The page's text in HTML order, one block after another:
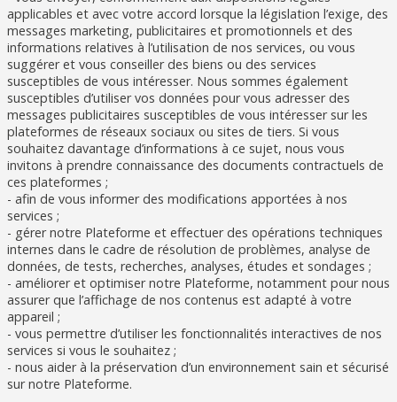
applicables et avec votre accord lorsque la législation l’exige, des
messages marketing, publicitaires et promotionnels et des
informations relatives à l’utilisation de nos services, ou vous
suggérer et vous conseiller des biens ou des services
susceptibles de vous intéresser. Nous sommes également
susceptibles d’utiliser vos données pour vous adresser des
messages publicitaires susceptibles de vous intéresser sur les
plateformes de réseaux sociaux ou sites de tiers. Si vous
souhaitez davantage d’informations à ce sujet, nous vous
invitons à prendre connaissance des documents contractuels de
ces plateformes ;
- afin de vous informer des modifications apportées à nos
services ;
- gérer notre Plateforme et effectuer des opérations techniques
internes dans le cadre de résolution de problèmes, analyse de
données, de tests, recherches, analyses, études et sondages ;
- améliorer et optimiser notre Plateforme, notamment pour nous
assurer que l’affichage de nos contenus est adapté à votre
appareil ;
- vous permettre d’utiliser les fonctionnalités interactives de nos
services si vous le souhaitez ;
- nous aider à la préservation d’un environnement sain et sécurisé
sur notre Plateforme.